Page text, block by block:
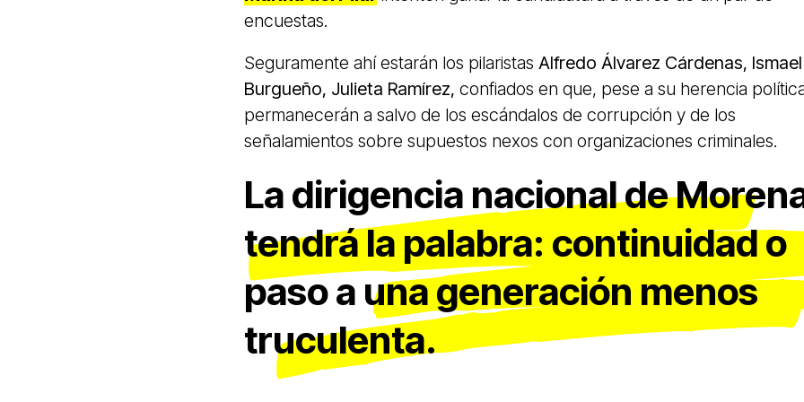
encuestas.
Seguramente ahí estarán los pilaristas Alfredo Álvarez Cárdenas, Ismael
Burgueño, Julieta Ramírez, confiados en que, pese a su herencia
permanecerán a salvo de los escándalos de corrupción y de los
señalamientos sobre supuestos nexos con organizaciones criminales.
La dirigencia nacional de
tendrá la palabra: continuidad o
paso a una generación menos
truculenta.